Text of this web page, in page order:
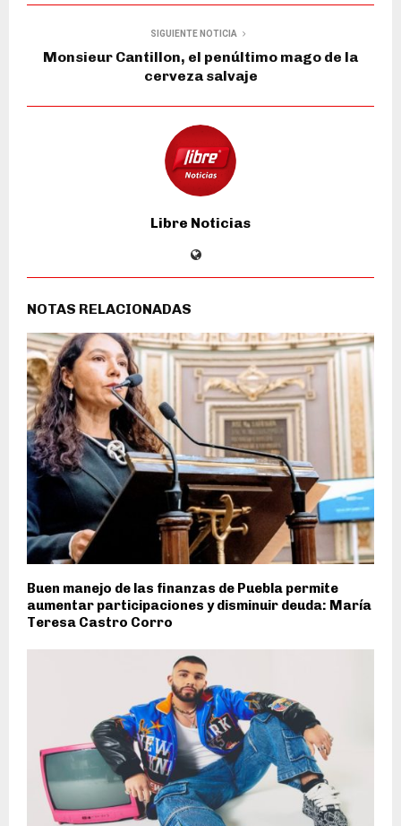
SIGUIENTE NOTICIA
Monsieur Cantillon, el penúltimo mago de la
cerveza salvaje
Libre Noticias
NOTAS RELACIONADAS
Buen manejo de las finanzas de Puebla permite
aumentar participaciones y disminuir deuda: María
Teresa Castro Corro